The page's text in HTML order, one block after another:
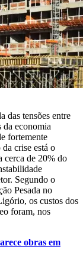
das tensões entre
da economia
fortemente
crise está o
cerca de 20% do
Segundo o
Pesada no
os custos dos
foram, nos
obras em